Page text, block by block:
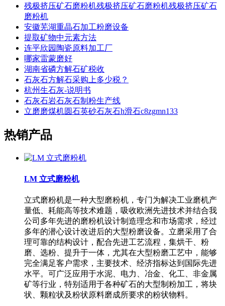
残极挤压矿石磨粉机残极挤压矿石磨粉机残极挤压矿石
磨粉机
安徽芜湖重晶石加工粉磨设备
提取矿物中元素方法
连平欣园陶瓷原料加工厂
哪家雷蒙磨好
湖南省磷方解石矿税收
石灰石方解石采购上多少税？
杭州生石灰-说明书
石灰石岩石灰石制粉生产线
立磨磨煤机圆石英砂石灰石h滑石c8zgmn133
热销产品
LM 立式磨粉机
立式磨粉机是一种大型磨粉机，专门为解决工业磨机产
量低、耗能高等技术难题，吸收欧洲先进技术并结合我
公司多年先进的磨粉机设计制造理念和市场需求，经过
多年的潜心设计改进后的大型粉磨设备。立磨采用了合
理可靠的结构设计，配合先进工艺流程，集烘干、粉
磨、选粉、提升于一体，尤其在大型粉磨工艺中，能够
完全满足客户需求，主要技术、经济指标达到国际先进
水平。可广泛应用于水泥、电力、冶金、化工、非金属
矿等行业，特别适用于各种矿石的大型制粉加工，将块
状、颗粒状及粉状原料磨成所要求的粉状物料。